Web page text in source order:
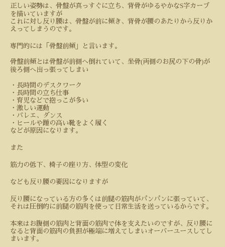
正しい姿勢は、骨盤が真っすぐに立ち、背骨がゆるやかなS字カーブ
を描いていますが
これに対し反り腰は、骨盤が前に傾き、背骨が腰のあたりから反りか
えってしまうのです。
専門的には「骨盤前傾」と言います。
骨盤前傾とは骨盤が前側へ倒れていて、坐骨(両側のお尻の下の骨)が
後ろ側へ出っ張ってしまい
・長時間のデスクワーク
・長時間の立ち仕事
・育児などで抱っこが多い
・激しい運動
・バレエ、ダンス
・ヒールや踵の高い靴をよく履く
などが原因になります。
また
筋力の低下、椅子の座り方、体型の変化
なども反り腰の要因になりますが
反り腰になっている方の多くは前腿の筋肉がパンパンに張っていて、
それは圧倒的に前腿の筋肉を使って日常生活を送っているからです。
本来はお腹側の筋肉と背面の筋肉で体を支えたいのですが、反り腰に
なると背面の筋肉の負担が極端に増えてしまいオーバーユースしてし
まいます。